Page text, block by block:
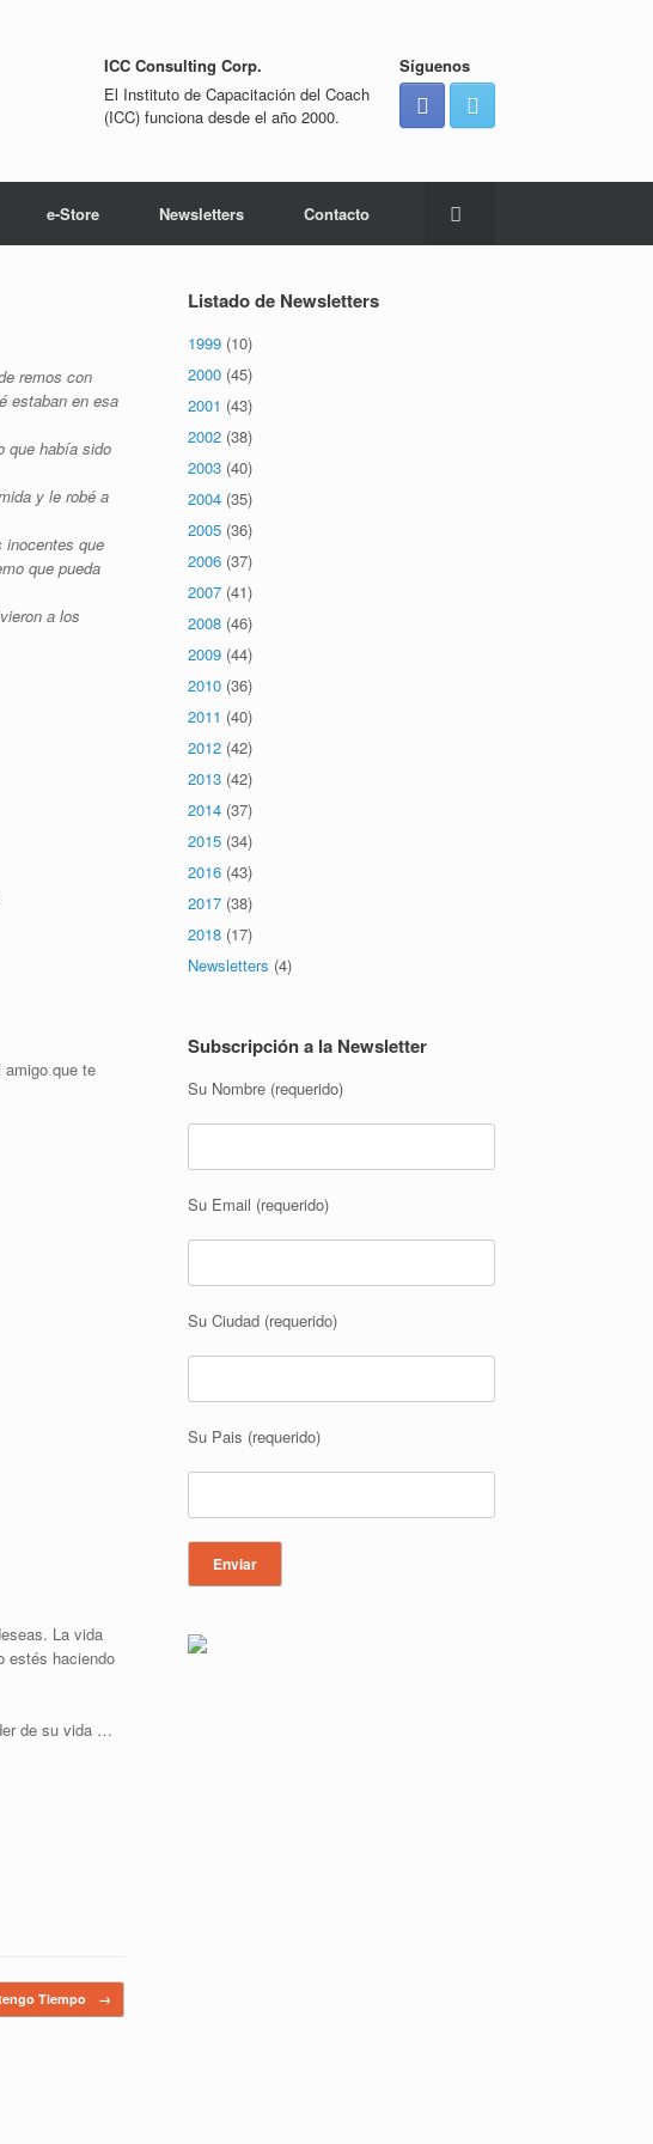
ICC Consulting Corp.
El Instituto de Capacitación del Coach
(ICC) funciona desde el año 2000.
Síguenos
e-Store Newsletters Contacto
remos con
estaban en esa
que había sido
y le robé a
inocentes que
que pueda
a los
que te
La vida
estés haciendo
de su vida …
Tiempo →
Listado de Newsletters
1999 (10)
2000 (45)
2001 (43)
2002 (38)
2003 (40)
2004 (35)
2005 (36)
2006 (37)
2007 (41)
2008 (46)
2009 (44)
2010 (36)
2011 (40)
2012 (42)
2013 (42)
2014 (37)
2015 (34)
2016 (43)
2017 (38)
2018 (17)
Newsletters (4)
Subscripción a la Newsletter
Su Nombre (requerido)
Su Email (requerido)
Su Ciudad (requerido)
Su Pais (requerido)